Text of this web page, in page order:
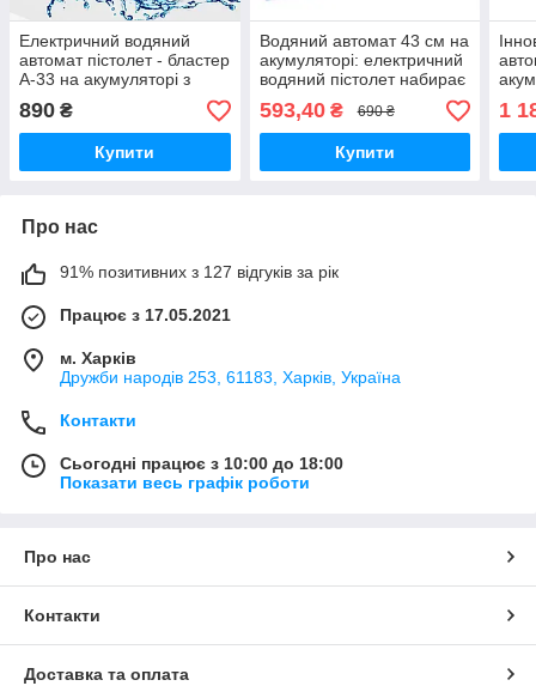
Електричний водяний
автомат пістолет - бластер
А-33 на акумуляторі з
автоматичним
всмоктуванням води
білий, 42 см
890 ₴
Купити
Водяний автомат 43 см на
акумуляторі: електричний
водяний пістолет набирає
води
593,40₴ 690 ₴
Купити
1
Про нас
91% позитивних з 127 відгуків за рік
Працює з 17.05.2021
м. Харків
Дружби народів 253, 61183, Харків, Україна
Контакти
Сьогодні працює з 10:00 до 18:00
Показати весь графік роботи
Про нас
Контакти
Доставка та оплата